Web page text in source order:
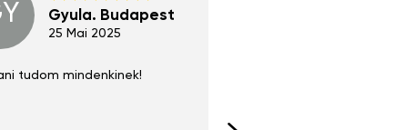
Gyula. Budapest
25 Mai 2025
tudom mindenkinek!